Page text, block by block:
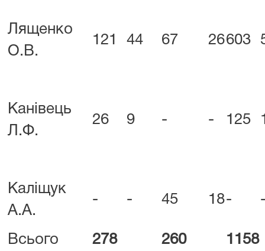
Лященко
О.В.
121 44 67 26603
Канівець
Л.Ф.
26 9 - - 125
Каліщук
А.А.
- - 45 18-
Всього 278 260 1158